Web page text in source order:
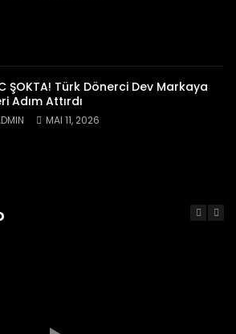
ŞOKTA! Türk Dönerci Dev Markaya
Adım Attırdı
MAI 11, 2026